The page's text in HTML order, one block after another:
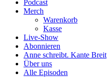
Podcast
Merch
Warenkorb
Kasse
Live-Show
Abonnieren
Anne schreibt. Kante Breit
Über uns
Alle Episoden